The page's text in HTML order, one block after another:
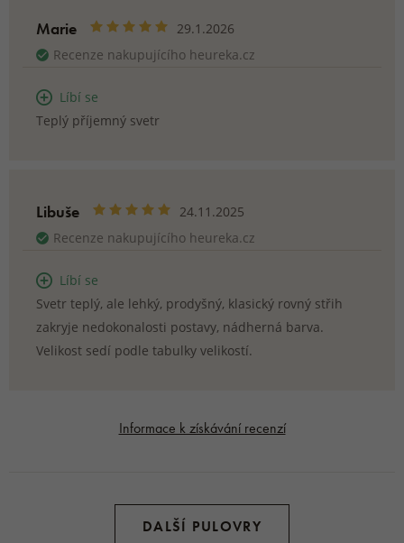
Marie
29.1.2026
Recenze nakupujícího heureka.cz
Líbí se
Teplý příjemný svetr
Libuše
24.11.2025
Recenze nakupujícího heureka.cz
Líbí se
Svetr teplý, ale lehký, prodyšný, klasický rovný střih
zakryje nedokonalosti postavy, nádherná barva.
Velikost sedí podle tabulky velikostí.
Informace k získávání recenzí
DALŠÍ PULOVRY